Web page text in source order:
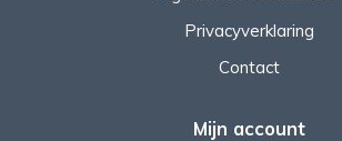
Privacyverklaring
Contact
Mijn account